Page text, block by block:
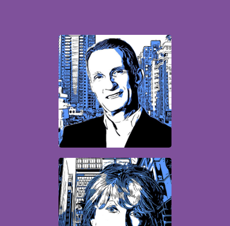
Patrick
Directeur associé
Aude
Directrice opérationnelle